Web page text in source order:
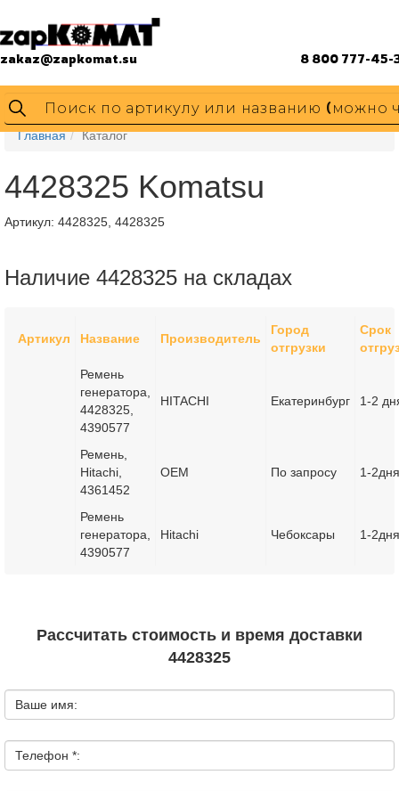
zakaz@zapkomat.su 8 800 777-45-
Главная Каталог
4428325 Komatsu
Артикул: 4428325, 4428325
Наличие 4428325 на складах
Артикул Название Производитель
Город
отгрузки
Срок
Ремень
генератора,
4428325,
4390577
HITACHI Екатеринбург 1-2
Ремень,
Hitachi,
4361452
OEM По запросу 1-2дня
Ремень
генератора,
4390577
Hitachi Чебоксары 1-2дня
Рассчитать стоимость и время доставки
4428325
Ваше имя:
Телефон *: